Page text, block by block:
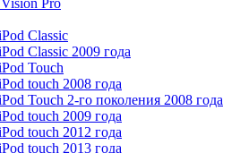
Pro
Classic
Classic 2009 года
Touch
touch 2008 года
Touch 2-го поколения 2008 года
touch 2009 года
touch 2012 года
touch 2013 года